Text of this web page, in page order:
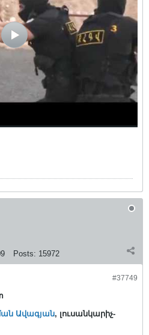
Posts: 15972
#37749
Ավագյան, լուսանկարիչ-